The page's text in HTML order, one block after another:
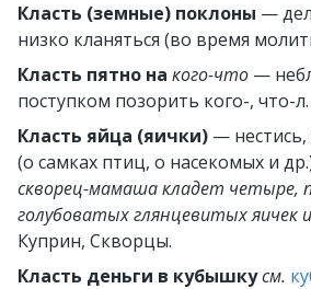
Класть (земные) поклоны —
низко кланяться (во время
Класть пятно на кого-что —
поступком позорить кого-, что-л.
Класть яйца (яички) —
(о самках птиц, о насекомых и
скворец-мамаша кладет четыре,
голубоватых глянцевитых яичек
Куприн, Скворцы.
Класть деньги в кубышкусм.